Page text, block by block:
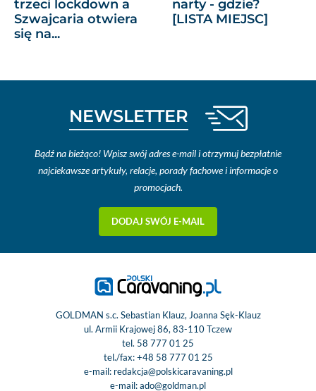
trzeci lockdown a
Szwajcaria otwiera
się na...
narty - gdzie?
[LISTA MIEJSC]
NEWSLETTER
Bądź na bieżąco! Wpisz swój adres e-mail i otrzymuj bezpłatnie
najciekawsze artykuły, relacje, porady fachowe i informacje o
promocjach.
DODAJ SWÓJ E-MAIL
GOLDMAN s.c. Sebastian Klauz, Joanna Sęk-Klauz
ul. Armii Krajowej 86, 83-110 Tczew
tel. 58 777 01 25
tel./fax:+48 58 777 01 25
e-mail: redakcja@polskicaravaning.pl
e-mail:ado@goldman.pl